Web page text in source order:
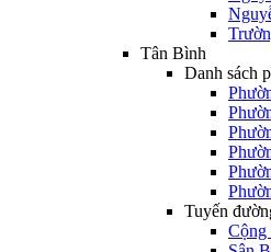
Tân Bình
Danh sách
Tuyến
Cộng